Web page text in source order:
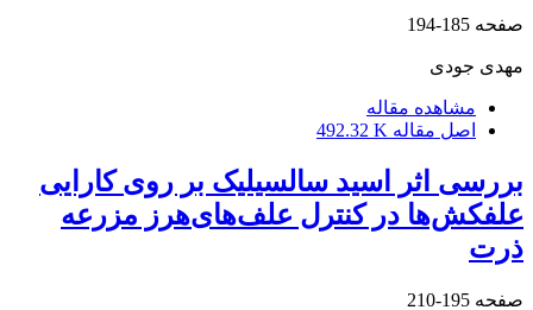
صفحه 185-194
مهدی جودی
مشاهده مقاله
اصل مقاله 492.32 K
بررسی اثر اسید سالسیلیک بر روی کارایی
علفکش‌ها در کنترل علف‌های‌هرز مزرعه
ذرت
صفحه 195-210